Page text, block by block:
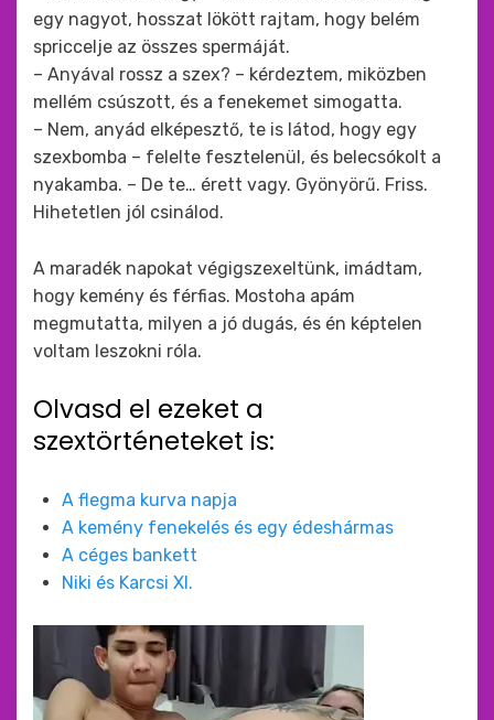
egy nagyot, hosszat lökött rajtam, hogy belém
spriccelje az összes spermáját.
– Anyával rossz a szex? – kérdeztem, miközben
mellém csúszott, és a fenekemet simogatta.
– Nem, anyád elképesztő, te is látod, hogy egy
szexbomba – felelte fesztelenül, és belecsókolt a
nyakamba. – De te… érett vagy. Gyönyörű. Friss.
Hihetetlen jól csinálod.
A maradék napokat végigszexeltünk, imádtam,
hogy kemény és férfias. Mostoha apám
megmutatta, milyen a jó dugás, és én képtelen
voltam leszokni róla.
Olvasd el ezeket a
szextörténeteket is:
A flegma kurva napja
A kemény fenekelés és egy édeshármas
A céges bankett
Niki és Karcsi XI.